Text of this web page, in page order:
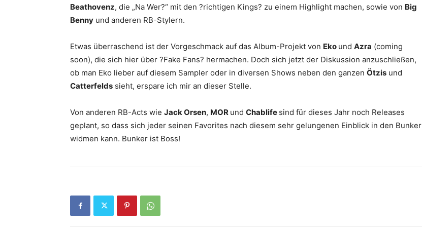
Beathovenz, die „Na Wer?“ mit den ?richtigen Kings? zu einem Highlight machen, sowie von Big
Benny und anderen RB-Stylern.
Etwas überraschend ist der Vorgeschmack auf das Album-Projekt von Eko und Azra (coming
soon), die sich hier über ?Fake Fans? hermachen. Doch sich jetzt der Diskussion anzuschließen,
ob man Eko lieber auf diesem Sampler oder in diversen Shows neben den ganzen Ötzis und
Catterfelds sieht, erspare ich mir an dieser Stelle.
Von anderen RB-Acts wie Jack Orsen, MOR und Chablife sind für dieses Jahr noch Releases
geplant, so dass sich jeder seinen Favorites nach diesem sehr gelungenen Einblick in den Bunker
widmen kann. Bunker ist Boss!